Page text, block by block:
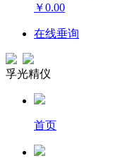
￥0.00
在线垂询
孚光精仪
首页